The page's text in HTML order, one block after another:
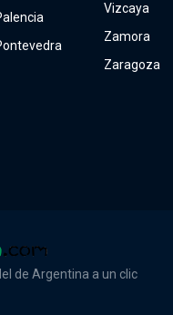
Vizcaya
Zamora
Zaragoza
de Argentina a un clic